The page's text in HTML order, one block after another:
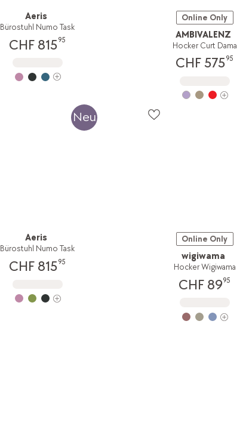
Aeris
Bürostuhl Numo Task
CHF 81595
Online Only
AMBIVALENZ
Hocker Curt Dama
CHF 57595
Neu
Aeris
Bürostuhl Numo Task
CHF 81595
Online Only
wigiwama
Hocker Wigiwama
CHF 8995